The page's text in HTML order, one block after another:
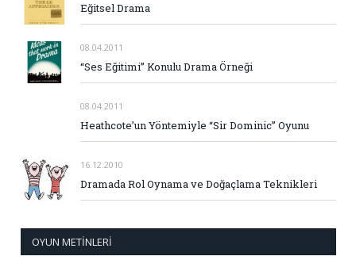
Eğitsel Drama
08.04.2011
“Ses Eğitimi” Konulu Drama Örneği
08.04.2011
Heathcote’un Yöntemiyle “Sir Dominic” Oyunu
16.12.2010
Dramada Rol Oynama ve Doğaçlama Teknikleri
OYUN METINLERI